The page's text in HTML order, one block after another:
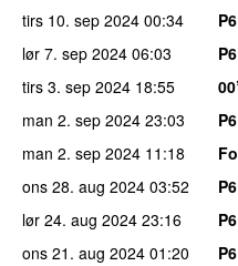
tirs 10. sep 2024 00:34
lør 7. sep 2024 06:03
tirs 3. sep 2024 18:55
man 2. sep 2024 23:03
man 2. sep 2024 11:18
ons 28. aug 2024 03:52
lør 24. aug 2024 23:16
ons 21. aug 2024 01:20